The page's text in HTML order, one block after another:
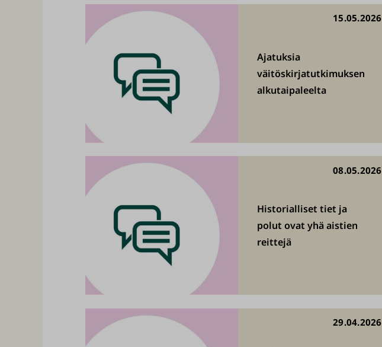
Ajatuksia
väitöskirjatutkimuksen
alkutaipaleelta
15.05.2026
Historialliset tiet ja
polut ovat yhä aistien
reittejä
08.05.2026
29.04.2026